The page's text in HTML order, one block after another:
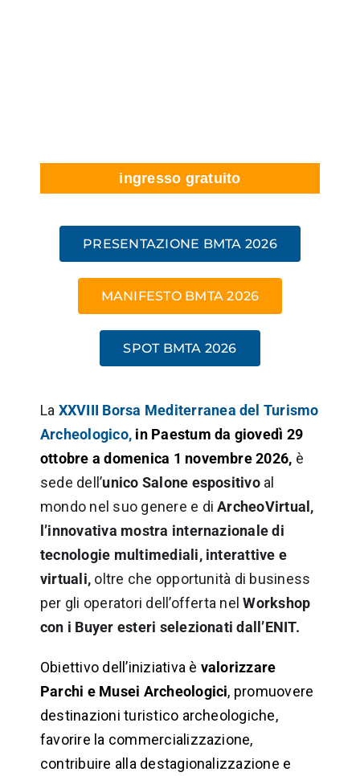
ingresso gratuito
PRESENTAZIONE BMTA 2026
MANIFESTO BMTA 2026
SPOT BMTA 2026
La XXVIII Borsa Mediterranea del Turismo
Archeologico, in Paestum da giovedì 29
ottobre a domenica 1 novembre 2026, è
sede dell’unico Salone espositivoal
mondo nel suo genere e diArcheoVirtual,
l’innovativa mostra internazionale di
tecnologie multimediali, interattive e
virtuali, oltre che opportunità di business
per gli operatori dell’offerta nelWorkshop
con i Buyer esteri selezionati dall’ENIT.
Obiettivo dell’iniziativa è valorizzare
Parchi e Musei Archeologici, promuovere
destinazioni turistico archeologiche,
favorire la commercializzazione,
contribuire alla destagionalizzazione e